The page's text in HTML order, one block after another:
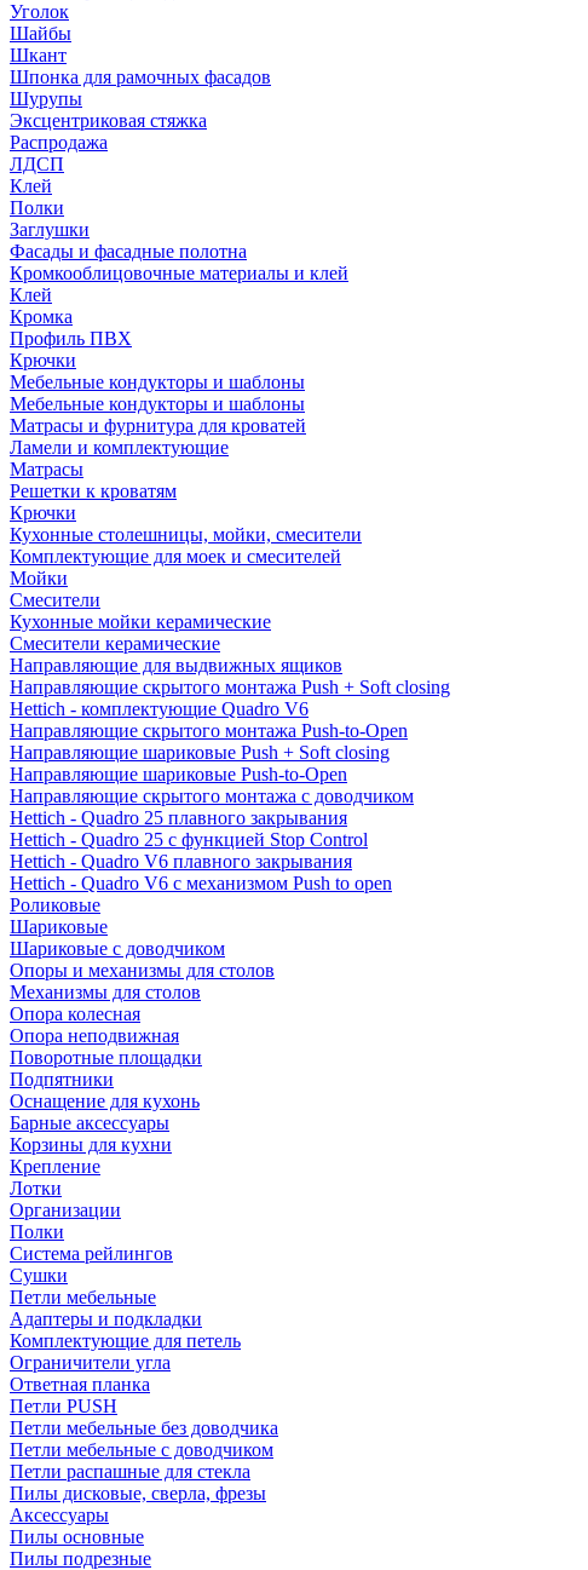
Уголок
Шайбы
Шкант
Шпонка для рамочных фасадов
Шурупы
Эксцентриковая стяжка
Распродажа
ЛДСП
Клей
Полки
Заглушки
Фасады и фасадные полотна
Кромкооблицовочные материалы и клей
Клей
Кромка
Профиль ПВХ
Крючки
Мебельные кондукторы и шаблоны
Мебельные кондукторы и шаблоны
Матрасы и фурнитура для кроватей
Ламели и комплектующие
Матрасы
Решетки к кроватям
Крючки
Кухонные столешницы, мойки, смесители
Комплектующие для моек и смесителей
Мойки
Смесители
Кухонные мойки керамические
Смесители керамические
Направляющие для выдвижных ящиков
Направляющие скрытого монтажа Push + Soft closing
Hettich - комплектующие Quadro V6
Направляющие скрытого монтажа Push-to-Open
Направляющие шариковые Push + Soft closing
Направляющие шариковые Push-to-Open
Направляющие скрытого монтажа с доводчиком
Hettich - Quadro 25 плавного закрывания
Hettich - Quadro 25 с функцией Stop Control
Hettich - Quadro V6 плавного закрывания
Hettich - Quadro V6 с механизмом Push to open
Роликовые
Шариковые
Шариковые с доводчиком
Опоры и механизмы для столов
Механизмы для столов
Опора колесная
Опора неподвижная
Поворотные площадки
Подпятники
Оснащение для кухонь
Барные аксессуары
Корзины для кухни
Крепление
Лотки
Организации
Полки
Система рейлингов
Сушки
Петли мебельные
Адаптеры и подкладки
Комплектующие для петель
Ограничители угла
Ответная планка
Петли PUSH
Петли мебельные без доводчика
Петли мебельные с доводчиком
Петли распашные для стекла
Пилы дисковые, сверла, фрезы
Аксессуары
Пилы основные
Пилы подрезные